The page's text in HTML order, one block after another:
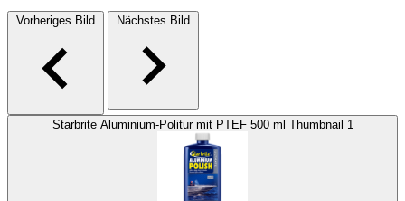
Vorheriges Bild Nächstes Bild
Starbrite Aluminium-Politur mit PTEF 500 ml Thumbnail 1